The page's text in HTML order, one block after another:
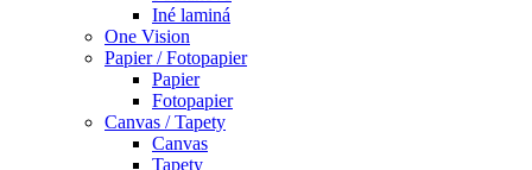
Iné laminá
One Vision
Papier / Fotopapier
Papier
Fotopapier
Canvas / Tapety
Canvas
Tapety